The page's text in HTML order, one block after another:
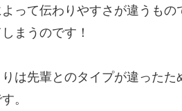
って伝わりやすさが違うもの
まうのです！
は先輩とのタイプが違ったた
。